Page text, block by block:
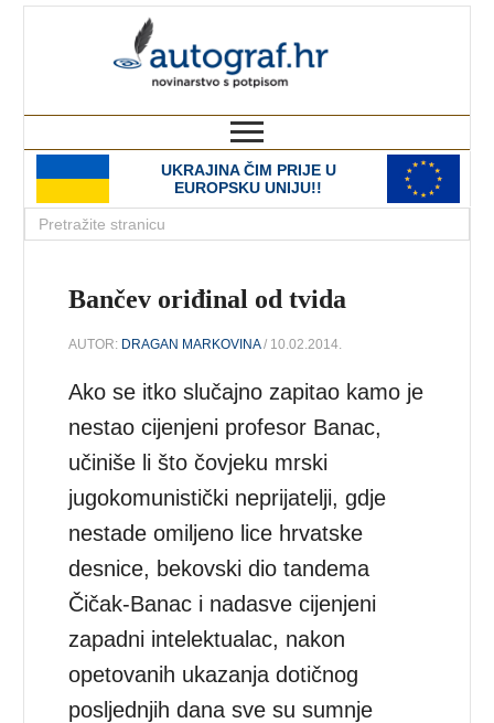
UKRAJINA ČIM PRIJE U
EUROPSKU UNIJU!!
Bančev oriđinal od tvida
AUTOR: DRAGAN MARKOVINA/ 10.02.2014.
Ako se itko slučajno zapitao kamo je
nestao cijenjeni profesor Banac,
učiniše li što čovjeku mrski
jugokomunistički neprijatelji, gdje
nestade omiljeno lice hrvatske
desnice, bekovski dio tandema
Čičak-Banac i nadasve cijenjeni
zapadni intelektualac, nakon
opetovanih ukazanja dotičnog
posljednjih dana sve su sumnje